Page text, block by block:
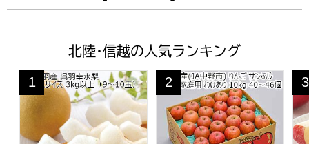
北陸･信越の人気ランキング
富山県呉羽産 幸水梨 2L〜3Lサイズ 3kg以上(9〜10玉)【
1
位
長野県産(JA中野市) りんご
2
位 3
位